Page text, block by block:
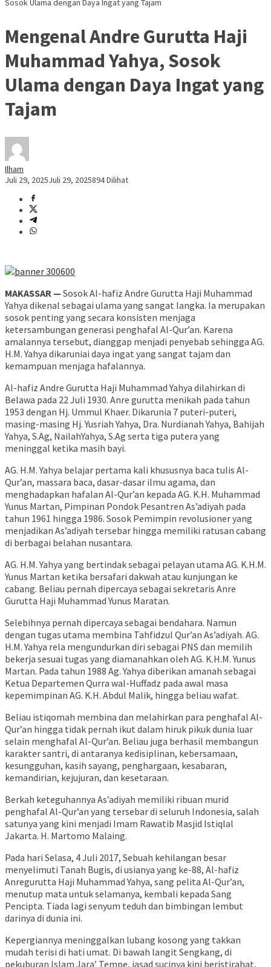
Sosok Ulama dengan Daya Ingat yang Tajam
Mengenal Andre Gurutta Haji
Muhammad Yahya, Sosok
Ulama dengan Daya Ingat yang
Tajam
Ilham
Juli 29, 2025Juli 29, 2025894 Dilihat
MAKASSAR — Sosok Al-hafiz Andre Gurutta Haji Muhammad
Yahya dikenal sebagai ulama yang sangat langka. Ia merupakan
sosok penting yang secara konsisten menjaga
ketersambungan generasi penghafal Al-Qur’an. Karena
amalannya tersebut, dianggap menjadi penyebab sehingga AG.
H.M. Yahya dikaruniai daya ingat yang sangat tajam dan
kemampuan menjaga hafalannya.
Al-hafiz Andre Gurutta Haji Muhammad Yahya dilahirkan di
Belawa pada 22 Juli 1930. Anre gurutta menikah pada tahun
1953 dengan Hj. Ummul Khaer. Dikarunia 7 puteri-puteri,
masing-masing Hj. Yusriah Yahya, Dra. Nurdianah Yahya, Bahijah
Yahya, S.Ag, NailahYahya, S.Ag serta tiga putera yang
meninggal ketika masih bayi.
AG. H.M. Yahya belajar pertama kali khususnya baca tulis Al-
Qur’an, massara baca, dasar-dasar ilmu agama, dan
menghadapkan hafalan Al-Qur’an kepada AG. K.H. Muhammad
Yunus Martan, Pimpinan Pondok Pesantren As’adiyah pada
tahun 1961 hingga 1986. Sosok Pemimpin revolusioner yang
menjadikan As’adiyah tersebar hingga memiliki ratusan cabang
di berbagai belahan nusantara.
AG. H.M. Yahya yang bertindak sebagai pelayan utama AG. K.H.M.
Yunus Martan ketika bersafari dakwah atau kunjungan ke
cabang. Beliau pernah dipercaya sebagai sekretaris Anre
Gurutta Haji Muhammad Yunus Maratan.
Selebihnya pernah dipercaya sebagai bendahara. Namun
dengan tugas utama membina Tahfidzul Qur’an As’adiyah. AG.
H.M. Yahya rela mengundurkan diri sebagai PNS dan memilih
bekerja sesuai tugas yang diamanahkan oleh AG. K.H.M. Yunus
Martan. Pada tahun 1988 Ag. Yahya diberikan amanah sebagai
Ketua Departemen Qurra wal-Huffadz pada awal masa
kepemimpinan AG. K.H. Abdul Malik, hingga beliau wafat.
Beliau istiqomah membina dan melahirkan para penghafal Al-
Qur’an hingga tidak pernah ikut dalam hiruk pikuk dunia luar
selain menghafal Al-Qur’an. Beliau juga berhasil membangun
karakter santri, di antaranya kedisiplinan, kebersamaan,
kesungguhan, kasih sayang, penghargaan, kesabaran,
kemandirian, kejujuran, dan kesetaraan.
Berkah keteguhannya As’adiyah memiliki ribuan murid
penghafal Al-Qur’an yang tersebar di seluruh Indonesia, salah
satunya yang kini menjadi Imam Rawatib Masjid Istiqlal
Jakarta. H. Martomo Malaing.
Pada hari Selasa, 4 Juli 2017, Sebuah kehilangan besar
menyelimuti Tanah Bugis, di usianya yang ke-88, Al-hafiz
Anregurutta Haji Muhammad Yahya, sang pelita Al-Qur’an,
menutup mata untuk selamanya, kembali kepada Sang
Pencipta. Tiada lagi senyum teduh dan bimbingan lembut
darinya di dunia ini.
Kepergiannya meninggalkan lubang kosong yang takkan
mudah terisi di hati umat. Di bawah langit Sengkang, di
pekuburan Islam Jara’ Tempe, jasad sucinya kini beristirahat,